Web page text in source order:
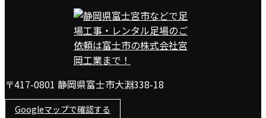
〒417-0801 静岡県富士市大淵338-18
Googleマップで確認する